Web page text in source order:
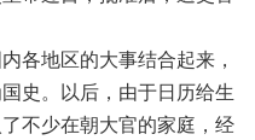
各地区的大事结合起来，
史。以后，由于日历给生
不少在朝大官的家庭，经